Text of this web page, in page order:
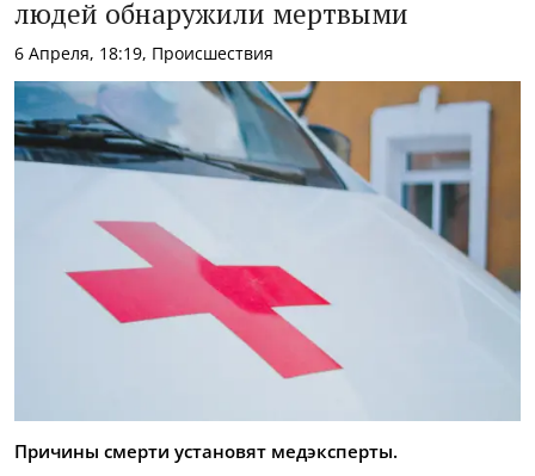
людей обнаружили мертвыми
6 Апреля, 18:19, Происшествия
Причины смерти установят медэксперты.